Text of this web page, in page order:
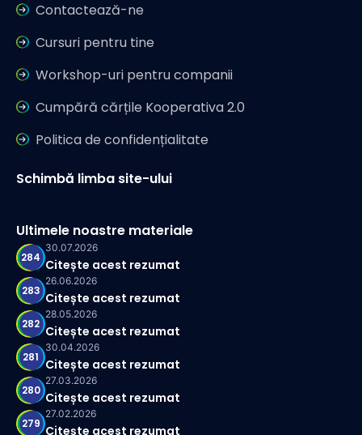
Contactează-ne
Cursuri pentru tine
Workshop-uri pentru companii
Cumpără cărțile Kooperativa 2.0
Politica de confidențialitate
Schimbă limba site-ului
Ultimele noastre materiale
284
30.07.2026
Citește acest rezumat
283
26.06.2026
Citește acest rezumat
282
28.05.2026
Citește acest rezumat
281
30.04.2026
Citește acest rezumat
280
27.03.2026
Citește acest rezumat
279
27.02.2026
Citește acest rezumat